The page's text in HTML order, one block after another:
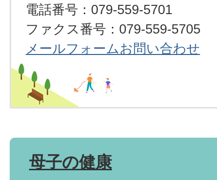
電話番号：079-559-5701
ファクス番号：079-559-5705
メールフォームお問い合わせ
母子の健康